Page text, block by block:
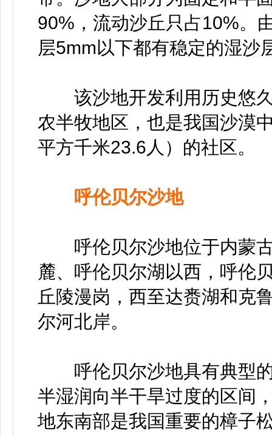
90%，流动沙丘只占10%。
层5mm以下都有稳定的湿沙
该沙地开发利用历史悠久
农半牧地区，也是我国沙漠
平方千米23.6人）的社区。
呼伦贝尔沙地
呼伦贝尔沙地位于内蒙古
麓、呼伦贝尔湖以西，呼伦
丘陵漫岗，西至达赉湖和克
尔河北岸。
呼伦贝尔沙地具有典型的
半湿润向半干旱过度的区间
地东南部是我国重要的樟子